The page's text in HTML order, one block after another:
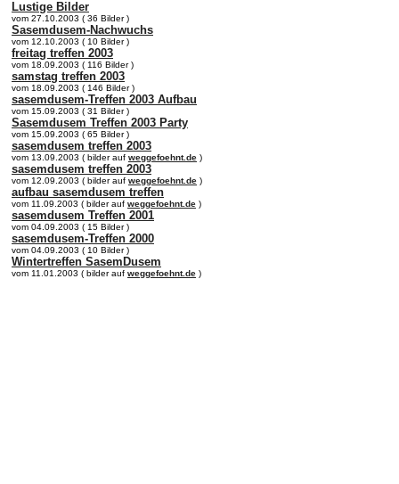
Lustige Bilder
vom 27.10.2003 ( 36 Bilder )
Sasemdusem-Nachwuchs
vom 12.10.2003 ( 10 Bilder )
freitag treffen 2003
vom 18.09.2003 ( 116 Bilder )
samstag treffen 2003
vom 18.09.2003 ( 146 Bilder )
sasemdusem-Treffen 2003 Aufbau
vom 15.09.2003 ( 31 Bilder )
Sasemdusem Treffen 2003 Party
vom 15.09.2003 ( 65 Bilder )
sasemdusem treffen 2003
vom 13.09.2003 ( bilder auf weggefoehnt.de )
sasemdusem treffen 2003
vom 12.09.2003 ( bilder auf weggefoehnt.de )
aufbau sasemdusem treffen
vom 11.09.2003 ( bilder auf weggefoehnt.de )
sasemdusem Treffen 2001
vom 04.09.2003 ( 15 Bilder )
sasemdusem-Treffen 2000
vom 04.09.2003 ( 10 Bilder )
Wintertreffen SasemDusem
vom 11.01.2003 ( bilder auf weggefoehnt.de )